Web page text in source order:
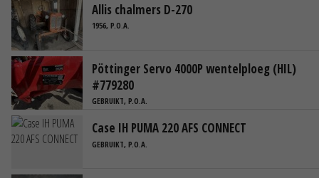
Allis chalmers D-270
1956, P.O.A.
Pöttinger Servo 4000P wentelploeg (HIL)
#779280
GEBRUIKT, P.O.A.
Case IH PUMA 220 AFS CONNECT
GEBRUIKT, P.O.A.